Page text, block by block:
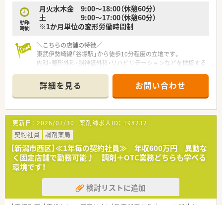
勤務
時間
月火水木金 9:00～18:00（休憩60分）
土 9:00～17:00（休憩60分）
※1か月単位の変形労働時間制
＼こちらの店舗の特徴／
東武伊勢崎線「谷塚駅」から徒歩10分程度の立地です。
内科・整形外科・脳神経外科・リハビリテーションなどを標榜する
赤い三角屋根が可愛らしい雰囲気の外観♪
1日およし60枚程度の処方箋を応需しており、
薬剤師2名体制で対応しています。
＼企業の特徴／
役職関係なく、フラットに意見交換が出来る組織運営を行ってい
ます。
サークルのような『横の組織』を意識しており
皆で考えて決めた事を、皆で行動して形にしていく会社です。
上の経営者が決めた事を下の従業員が行う、
いわゆるトップダウン『縦の組織』の会社ではありません。
どの企業よりも最短で取締役になる事が可能！
モチベーション･積極性のある方に対して、出世ポジションは多
詳細を見る お問い合わせ
更新日： 2026/07/30 薬剤師求人ID： 198232
契約社員
調剤薬局
【新潟市西区】≪1年毎の契約社員≫ 年収600万円 異動な
く固定店舗で勤務可能♪ 調剤＋OTC業務どちらも学べる
環境です！
検討リストに追加